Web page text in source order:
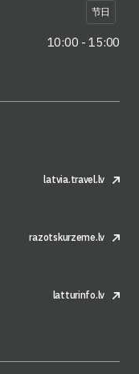
节日
10:00 - 15:00
latvia.travel.lv
razotskurzeme.lv
latturinfo.lv